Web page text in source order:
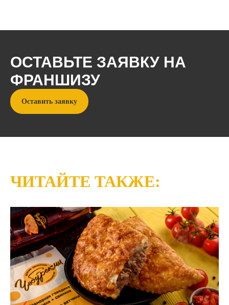
ОСТАВЬТЕ ЗАЯВКУ НА
ФРАНШИЗУ
Оставить заявку
ЧИТАЙТЕ ТАКЖЕ:
Читайте на topfranchise.ru
о франшизе ЧебурекМи
Информация, указанная на сайте,
не является публичной офертой. Подробную
информацию уточняйте у менеджеров.